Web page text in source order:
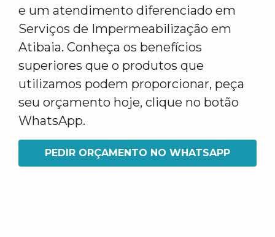
e um atendimento diferenciado em
Serviços de Impermeabilização em
Atibaia. Conheça os benefícios
superiores que o produtos que
utilizamos podem proporcionar, peça
seu orçamento hoje, clique no botão
WhatsApp.
PEDIR ORÇAMENTO NO WHATSAPP